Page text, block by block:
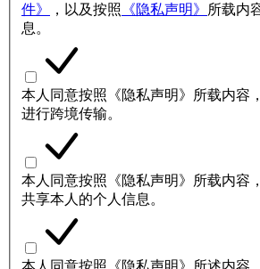
件》
，以及按照 《隐私声明》
所载内
息。
本人同意按照《隐私声明》所载内容
进行跨境传输。
本人同意按照《隐私声明》所载内容
共享本人的个人信息。
本人同意按照《隐私声明》所述内容